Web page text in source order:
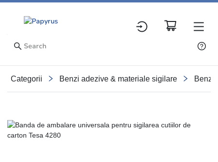
Categorii Benzi adezive & materiale sigilare Benzi
Slide 1 of 3